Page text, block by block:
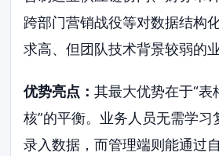
跨部门营销战役等对数据结构
求高、但团队技术背景较弱的
优势亮点：其最大优势在于“
核”的平衡。业务人员无需学习
录入数据，而管理端则能通过